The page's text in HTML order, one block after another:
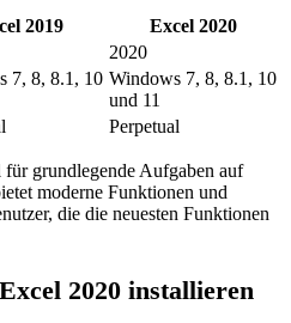
2019
Excel 2020
2020
7, 8, 8.1, 10 Windows 7, 8, 8.1, 10
und 11
Perpetual
grundlegende Aufgaben auf
moderne Funktionen und
die die neuesten Funktionen
2020 installieren